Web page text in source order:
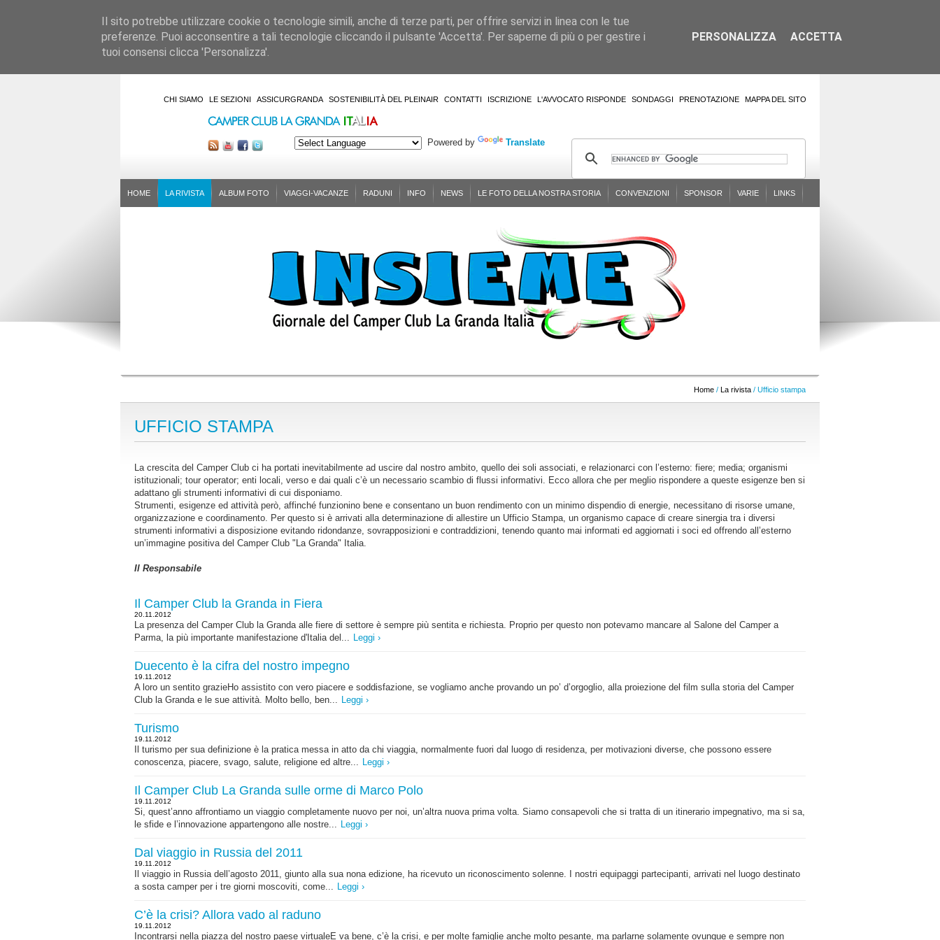
CHI SIAMO LE SEZIONI ASSICURGRANDA SOSTENIBILITÀ DEL PLEINAIR CONTATTI ISCRIZIONE L'AVVOCATO RISPONDE SONDAGGI PRENOTAZIONE MAPPA DEL SITO
Powered by Translate
HOME LA RIVISTA ALBUM FOTO VIAGGI-VACANZE RADUNI INFO NEWS LE FOTO DELLA NOSTRA STORIA CONVENZIONI SPONSOR VARIE LINKS
Home / La rivista / Ufficio stampa
UFFICIO STAMPA
La crescita del Camper Club ci ha portati inevitabilmente ad uscire dal nostro ambito, quello dei soli associati, e relazionarci con l’esterno: fiere; media; organismi
istituzionali; tour operator; enti locali, verso e dai quali c’è un necessario scambio di flussi informativi. Ecco allora che per meglio rispondere a queste esigenze ben si
adattano gli strumenti informativi di cui disponiamo.
Strumenti, esigenze ed attività però, affinché funzionino bene e consentano un buon rendimento con un minimo dispendio di energie, necessitano di risorse umane,
organizzazione e coordinamento. Per questo si è arrivati alla determinazione di allestire un Ufficio Stampa, un organismo capace di creare sinergia tra i diversi
strumenti informativi a disposizione evitando ridondanze, sovrapposizioni e contraddizioni, tenendo quanto mai informati ed aggiornati i soci ed offrendo all’esterno
un’immagine positiva del Camper Club "La Granda" Italia.
Il Responsabile
Il Camper Club la Granda in Fiera
20.11.2012
La presenza del Camper Club la Granda alle fiere di settore è sempre più sentita e richiesta. Proprio per questo non potevamo mancare al Salone del Camper a
Parma, la più importante manifestazione d'Italia del...
Leggi ›
Duecento è la cifra del nostro impegno
19.11.2012
A loro un sentito grazieHo assistito con vero piacere e soddisfazione, se vogliamo anche provando un po’ d’orgoglio, alla proiezione del film sulla storia del Camper
Club la Granda e le sue attività. Molto bello, ben...
Leggi ›
Turismo
19.11.2012
Il turismo per sua definizione è la pratica messa in atto da chi viaggia, normalmente fuori dal luogo di residenza, per motivazioni diverse, che possono essere
conoscenza, piacere, svago, salute, religione ed altre...
Leggi ›
Il Camper Club La Granda sulle orme di Marco Polo
19.11.2012
Si, quest’anno affrontiamo un viaggio completamente nuovo per noi, un’altra nuova prima volta. Siamo consapevoli che si tratta di un itinerario impegnativo, ma si sa,
le sfide e l’innovazione appartengono alle nostre...
Leggi ›
Dal viaggio in Russia del 2011
19.11.2012
Il viaggio in Russia dell’agosto 2011, giunto alla sua nona edizione, ha ricevuto un riconoscimento solenne. I nostri equipaggi partecipanti, arrivati nel luogo destinato
a sosta camper per i tre giorni moscoviti, come...
Leggi ›
C’è la crisi? Allora vado al raduno
19.11.2012
Incontrarsi nella piazza del nostro paese virtualeE va bene, c’è la crisi, e per molte famiglie anche molto pesante, ma parlarne solamente ovunque e sempre non
Il sito potrebbe utilizzare cookie o tecnologie simili, anche di terze parti, per offrire servizi in linea con le tue
preferenze. Puoi acconsentire a tali tecnologie cliccando il pulsante 'Accetta'. Per saperne di più o per gestire i
tuoi consensi clicca 'Personalizza'.
PERSONALIZZA ACCETTA